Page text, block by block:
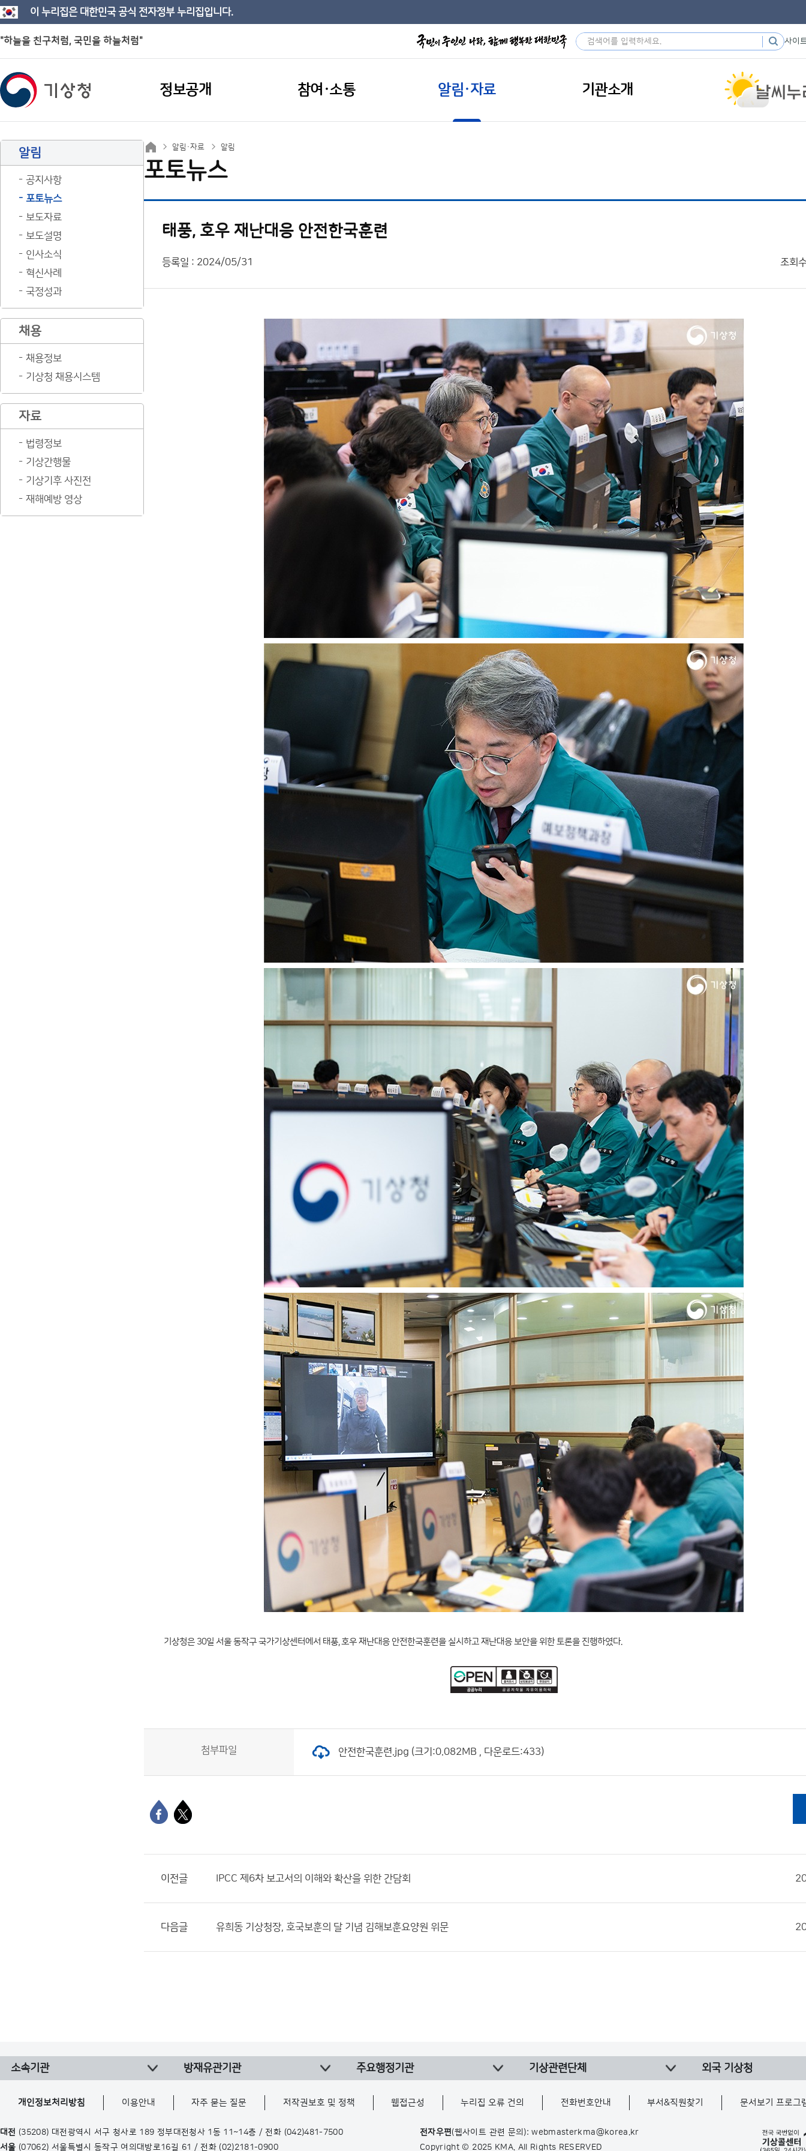
이 누리집은 대한민국 공식 전자정부 누리집입니다.
"하늘을 친구처럼, 국민을 하늘처럼" 사이
정보공개 참여·소통 알림·자료 기관소개
알림
공지사항
포토뉴스
보도자료
보도설명
인사소식
혁신사례
국정성과
채용
채용정보
기상청 채용시스템
자료
법령정보
기상간행물
기상기후 사진전
재해예방 영상
알림·자료 알림
포토뉴스
태풍, 호우 재난대응 안전한국훈련
등록일 : 2024/05/31 조회
기상청은 30일 서울 동작구 국가기상센터에서 태풍, 호우 재난대응 안전한국훈련을 실시하고 재난대응 보안을 위한 토론을 진행하였다.
첨부파일 안전한국훈련.jpg (크기:0.082MB , 다운로드:433)
이전글 IPCC 제6차 보고서의 이해와 확산을 위한 간담회
다음글 유희동 기상청장, 호국보훈의 달 기념 김해보훈요양원 위문
소속기관 방재유관기관 주요행정기관 기상관련단체 외국 기상청
개인정보처리방침 이용안내 자주 묻는 질문 저작권보호 및 정책 웹접근성 누리집 오류 건의 전화번호안내 부서&직원찾기 문서보기 프로그
대전 (35208) 대전광역시 서구 청사로 189 정부대전청사 1동 11~14층 / 전화 (042)481-7500
서울 (07062) 서울특별시 동작구 여의대방로16길 61 / 전화 (02)2181-0900
전자우편(웹사이트 관련 문의): webmasterkma@korea.kr
Copyright © 2025 KMA. All Rights RESERVED